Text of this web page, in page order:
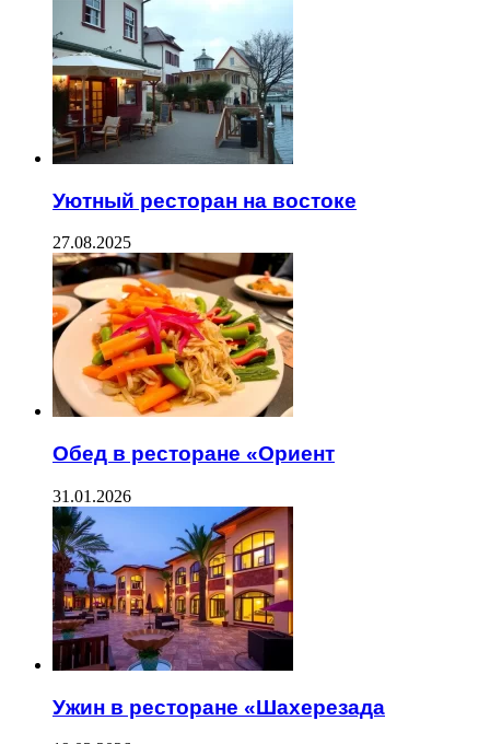
Уютный ресторан на востоке
27.08.2025
Обед в ресторане «Ориент
31.01.2026
Ужин в ресторане «Шахерезада